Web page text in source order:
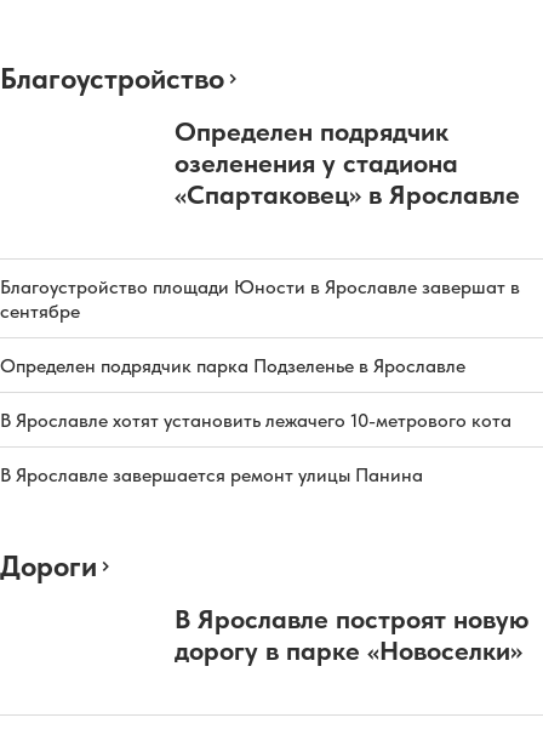
Благоустройство
Определен подрядчик
озеленения у стадиона
«Спартаковец» в Ярославле
Благоустройство площади Юности в Ярославле завершат в
сентябре
Определен подрядчик парка Подзеленье в Ярославле
В Ярославле хотят установить лежачего 10-метрового кота
В Ярославле завершается ремонт улицы Панина
Дороги
В Ярославле построят новую
дорогу в парке «Новоселки»